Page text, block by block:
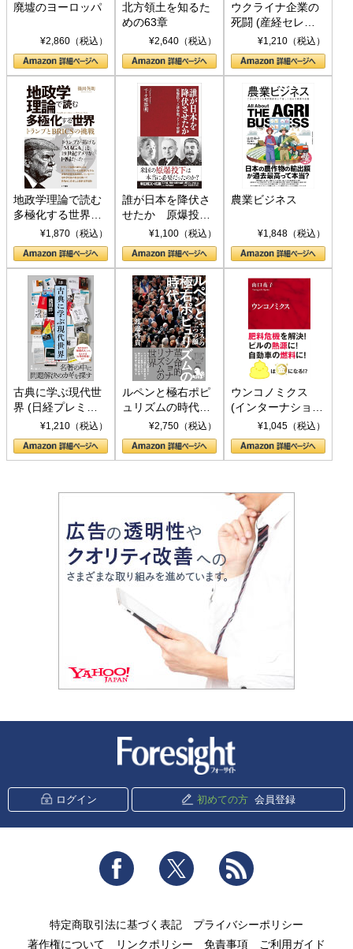
廃墟のヨーロッパ
¥2,860（税込）
北方領土を知るた
めの63章
¥2,640（税込）
ウクライナ企業の
死闘 (産経セレク
ト S 039)¥1,210（税込）
地政学理論で読む
多極化する世界：
トランプとBRICS
の挑戦
¥1,870（税込）
誰が日本を降伏さ
せたか 原爆投
下、ソ連参戦、そ
して聖断 (PHP新
書)
¥1,100（税込）
農業ビジネス
¥1,848（税込）
古典に学ぶ現代世
界 (日経プレミア
シリーズ)¥1,210（税込）
ルペンと極右ポピ
ュリズムの時代：
〈ヤヌス〉の二つ
の顔
¥2,750（税込）
ウンコノミクス
(インターナショナ
ル新書)¥1,045（税込）
ログイン 初めての方 会員登録
Facebook Twitter
特定商取引法に基づく表記
プライバシーポリシー
著作権について
リンクポリシー 免責事項 ご利用ガイド